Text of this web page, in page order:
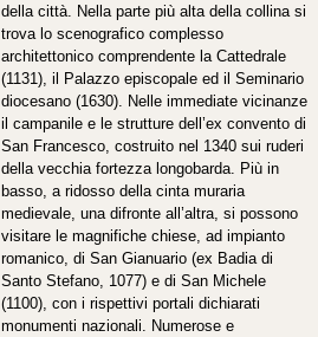
della città. Nella parte più alta della collina si
trova lo scenografico complesso
architettonico comprendente la Cattedrale
(1131), il Palazzo episcopale ed il Seminario
diocesano (1630). Nelle immediate vicinanze
il campanile e le strutture dell’ex convento di
San Francesco, costruito nel 1340 sui ruderi
della vecchia fortezza longobarda. Più in
basso, a ridosso della cinta muraria
medievale, una difronte all’altra, si possono
visitare le magnifiche chiese, ad impianto
romanico, di San Gianuario (ex Badia di
Santo Stefano, 1077) e di San Michele
(1100), con i rispettivi portali dichiarati
monumenti nazionali. Numerose e